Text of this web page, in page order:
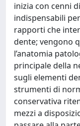
inizia con cenni
indispensabili
rapporti che
dente; vengono
l’anatomia
principale della
sugli elementi
strumenti di
conservativa
mezzi a